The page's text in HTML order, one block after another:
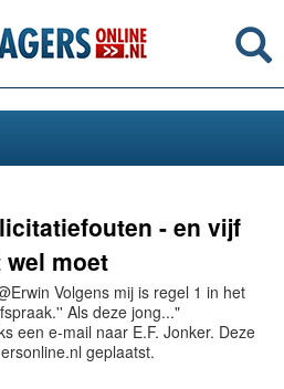
- en vijf
wel moet
Volgens mij is regel 1 in het
Als deze jong..."
een e-mail naar E.F. Jonker. Deze
geplaatst.